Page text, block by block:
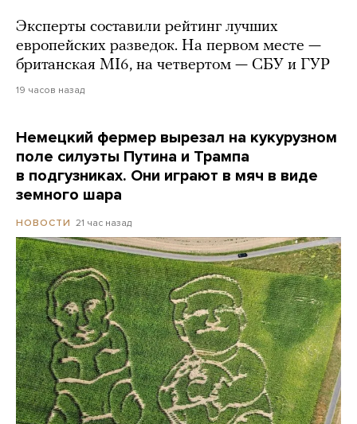
Эксперты составили рейтинг лучших
европейских разведок. На первом месте —
британская MI6, на четвертом — СБУ и ГУР
19 часов назад
Немецкий фермер вырезал на кукурузном
поле силуэты Путина и Трампа
в подгузниках. Они играют в мяч в виде
земного шара
НОВОСТИ 21 час назад